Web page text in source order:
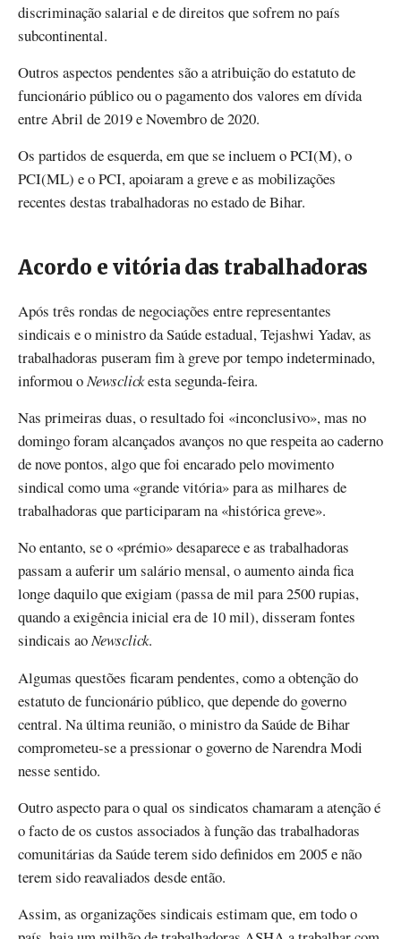
discriminação salarial e de direitos que sofrem no país
subcontinental.
Outros aspectos pendentes são a atribuição do estatuto de
funcionário público ou o pagamento dos valores em dívida
entre Abril de 2019 e Novembro de 2020.
Os partidos de esquerda, em que se incluem o PCI(M), o
PCI(ML) e o PCI, apoiaram a greve e as mobilizações
recentes destas trabalhadoras no estado de Bihar.
Acordo e vitória das trabalhadoras
Após três rondas de negociações entre representantes
sindicais e o ministro da Saúde estadual, Tejashwi Yadav, as
trabalhadoras puseram fim à greve por tempo indeterminado,
informou oNewsclickesta segunda-feira.
Nas primeiras duas, o resultado foi «inconclusivo», mas no
domingo foram alcançados avanços no que respeita ao caderno
de nove pontos, algo que foi encarado pelo movimento
sindical como uma «grande vitória» para as milhares de
trabalhadoras que participaram na «histórica greve».
No entanto, se o «prémio» desaparece e as trabalhadoras
passam a auferir um salário mensal, o aumento ainda fica
longe daquilo que exigiam (passa de mil para 2500 rupias,
quando a exigência inicial era de 10 mil), disseram fontes
sindicais aoNewsclick.
Algumas questões ficaram pendentes, como a obtenção do
estatuto de funcionário público, que depende do governo
central. Na última reunião, o ministro da Saúde de Bihar
comprometeu-se a pressionar o governo de Narendra Modi
nesse sentido.
Outro aspecto para o qual os sindicatos chamaram a atenção é
o facto de os custos associados à função das trabalhadoras
comunitárias da Saúde terem sido definidos em 2005 e não
terem sido reavaliados desde então.
Assim, as organizações sindicais estimam que, em todo o